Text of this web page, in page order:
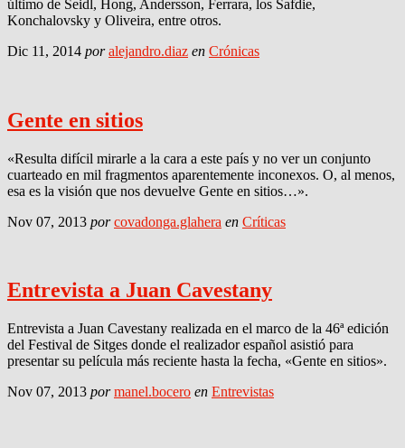
último de Seidl, Hong, Andersson, Ferrara, los Safdie,
Konchalovsky y Oliveira, entre otros.
Dic 11, 2014 por alejandro.diaz en Crónicas
Gente en sitios
«Resulta difícil mirarle a la cara a este país y no ver un conjunto
cuarteado en mil fragmentos aparentemente inconexos. O, al menos,
esa es la visión que nos devuelve Gente en sitios…».
Nov 07, 2013 por covadonga.glahera en Críticas
Entrevista a Juan Cavestany
Entrevista a Juan Cavestany realizada en el marco de la 46ª edición
del Festival de Sitges donde el realizador español asistió para
presentar su película más reciente hasta la fecha, «Gente en sitios».
Nov 07, 2013 por manel.bocero en Entrevistas